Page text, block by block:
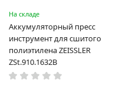
На складе
Аккумуляторный пресс
инструмент для сшитого
полиэтилена ZEISSLER
ZSt.910.1632B